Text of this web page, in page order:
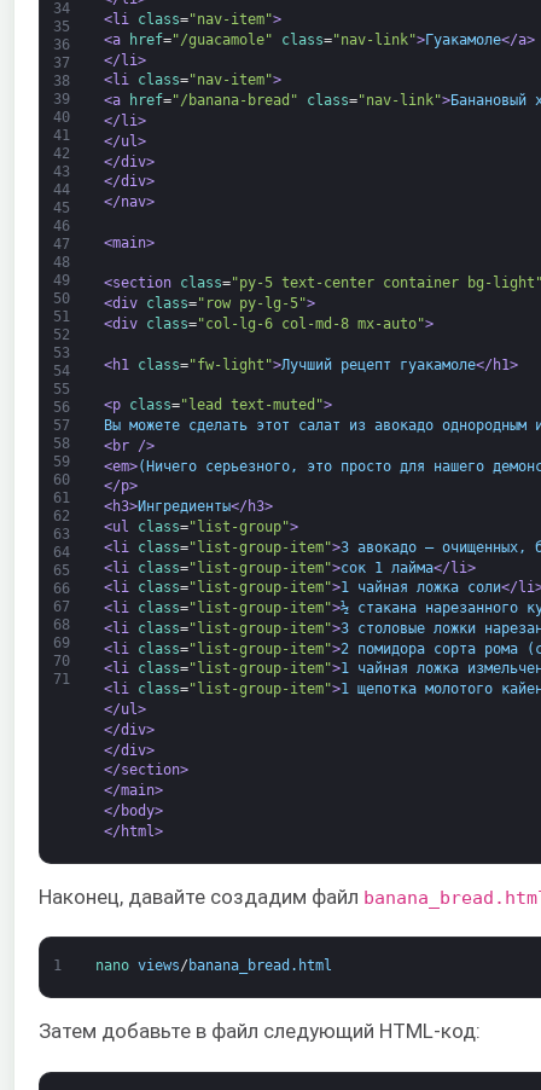
34
35
36
37
38
39
40
41
42
43
44
45
46
47
48
49
50
51
52
53
54
55
56
57
58
59
60
61
62
63
64
65
66
67
68
69
70
71
<li class="nav-item">
<a
href="/guacamole" class="nav-link">Гуакамоле</a>
</li>
<li class="nav-item">
<a
href="/banana-bread" class="nav-link">Банановый
</li>
</ul>
</div>
</div>
</nav>
<main>
<section class="py-5 text-center container bg-
<div class="row py-lg-5">
<div class="col-lg-6 col-md-8 mx-auto">
<h1 class="fw-light">Лучший рецепт гуакамоле</h1>
<p class="lead text-muted">
Вы можете сделать этот салат из авокадо
<br />
<em>(Ничего серьезного, это просто для нашего
</p>
<h3>Ингредиенты</h3>
<ul
class="list-group">
<li
class="list-group-item">3 авокадо — очищенных,
<li
class="list-group-item">сок 1 лайма</li>
<li class="list-group-item">1 чайная ложка соли</
<li class="list-group-item">½ стакана нарезанного
<li class="list-group-item">3 столовые ложки
<li
class="list-group-item">2 помидора сорта рома
<li class="list-group-item">1 чайная ложка
<li class="list-group-item">1 щепотка молотого
</ul>
</div>
</div>
</section>
</main>
</body>
</html>
Наконец, давайте создадим файл
1 nano views/ banana_bread . html
Затем добавьте в файл следующий HTML-код: